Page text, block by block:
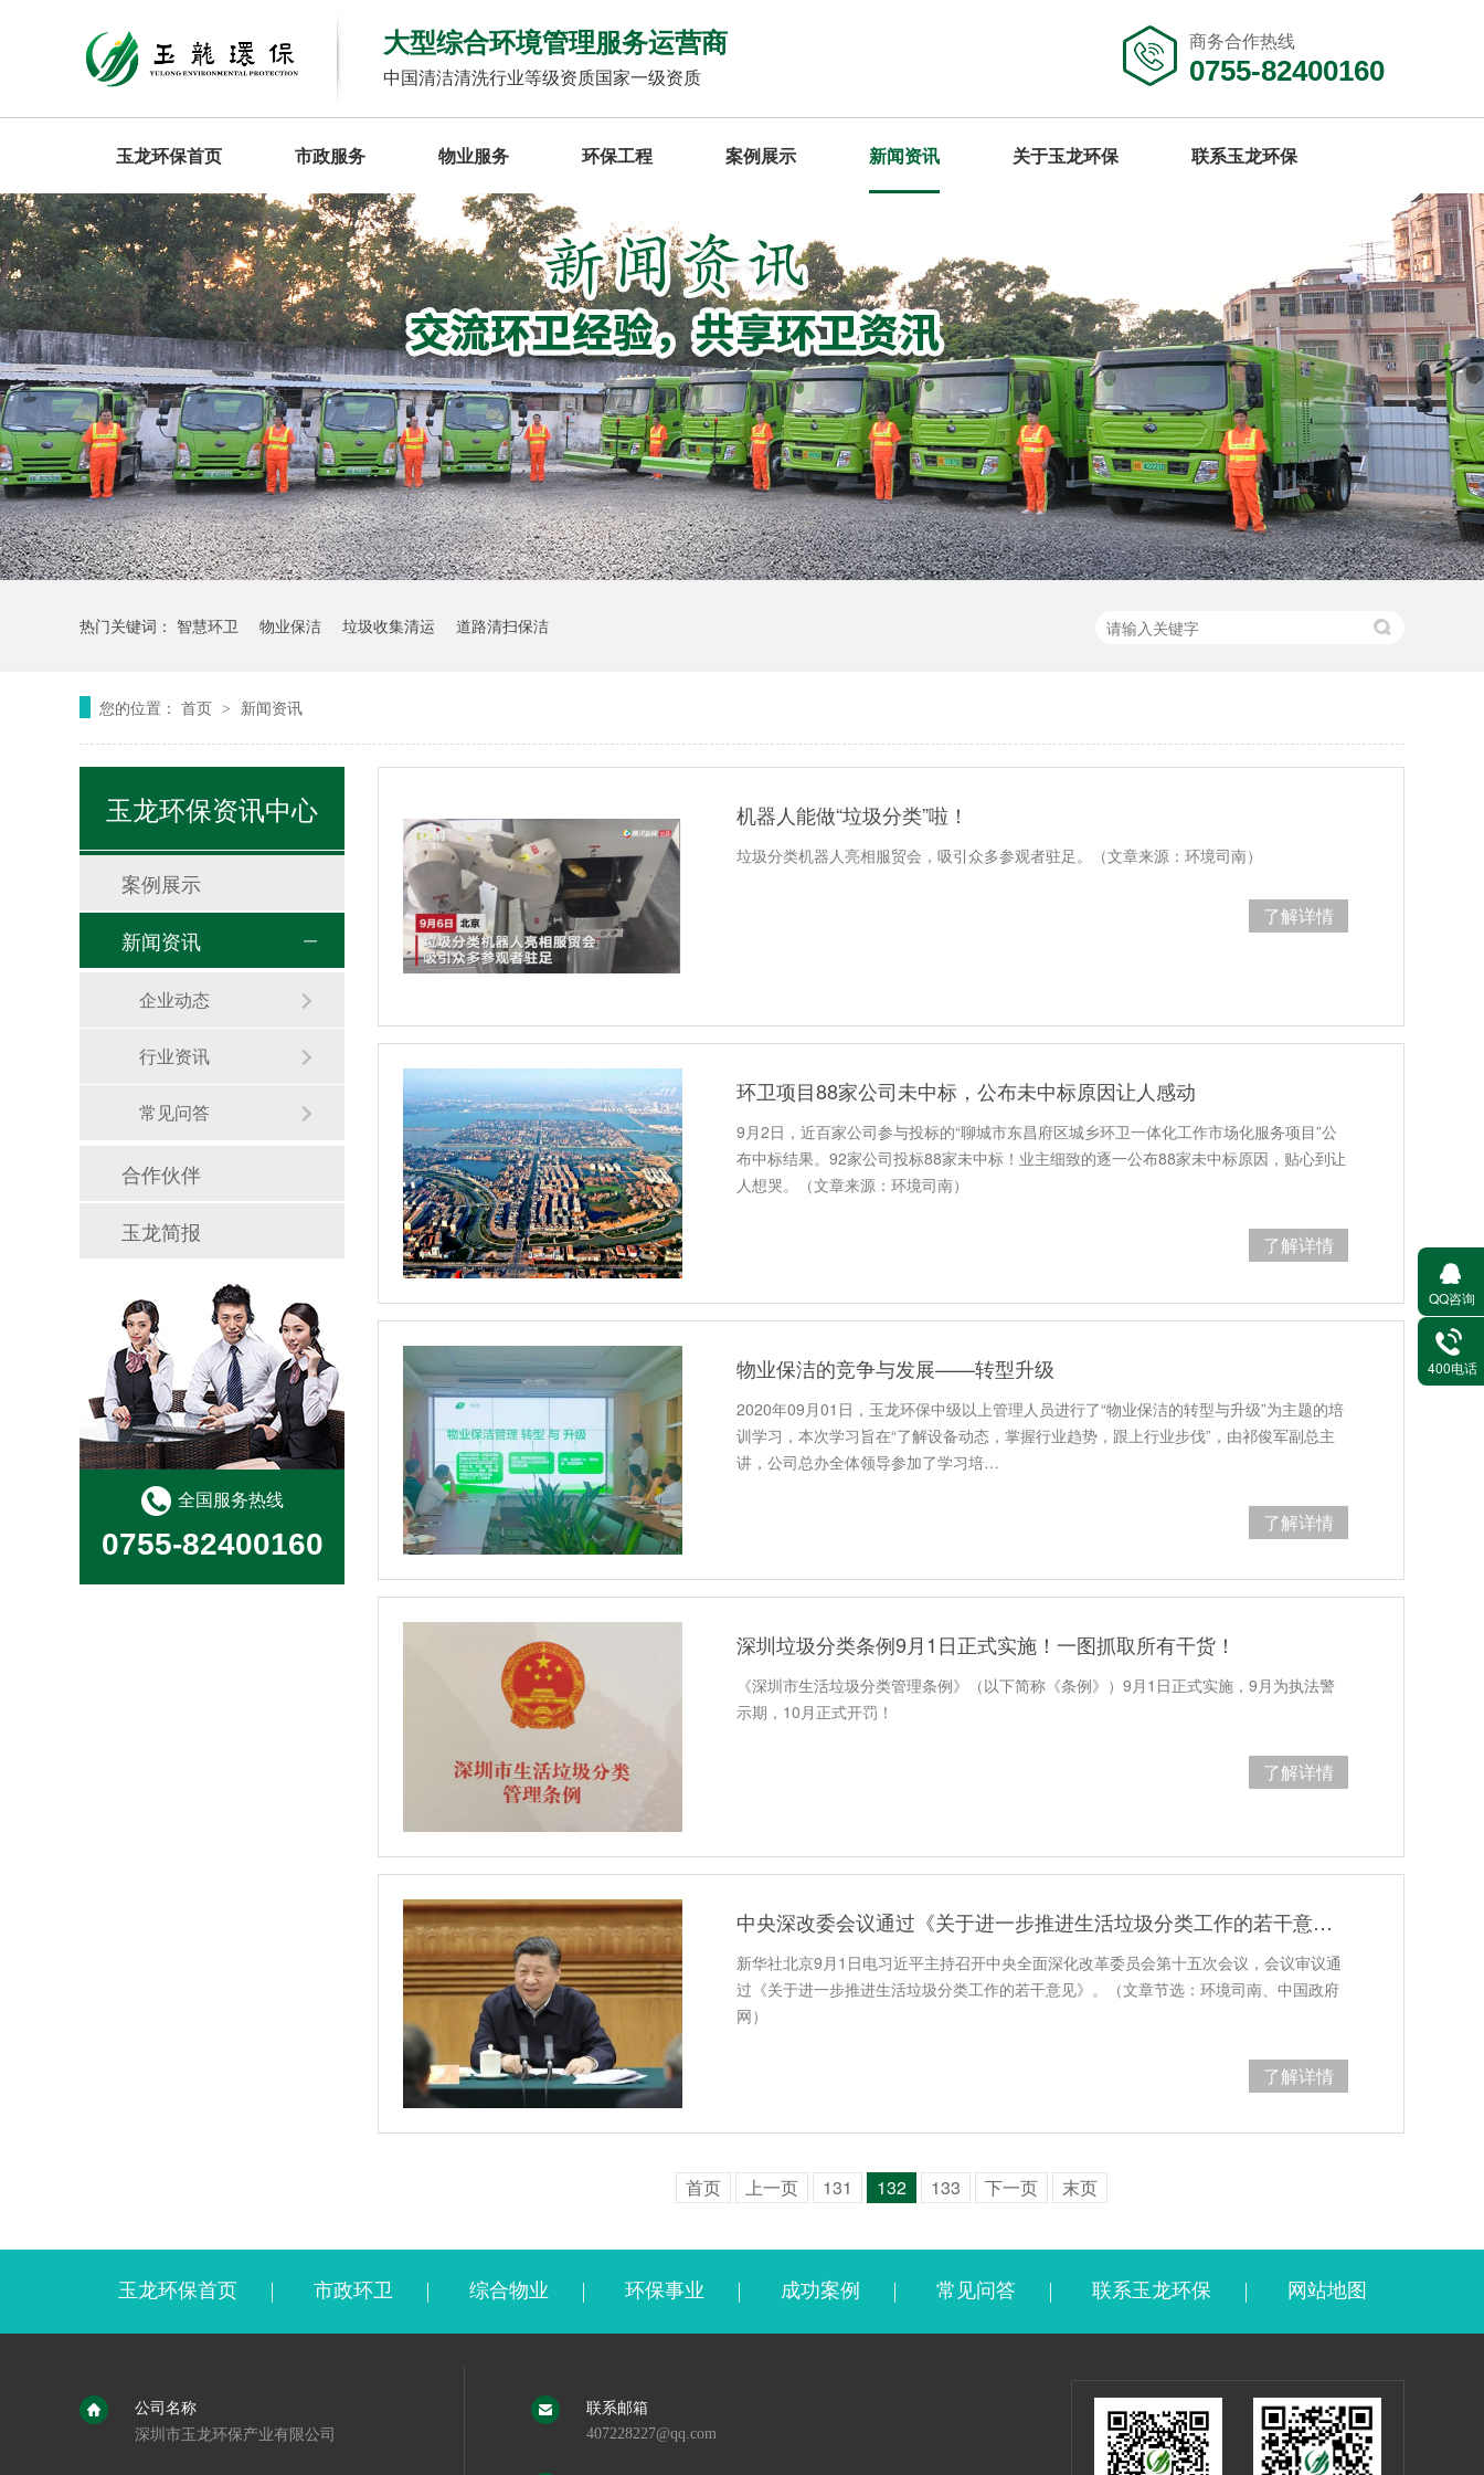
大型综合环境管理服务运营商
中国清洁清洗行业等级资质国家一级资质
商务合作热线
0755-82400160
玉龙环保首页 市政服务 物业服务 环保工程 案例展示 新闻资讯 关于玉龙环保 联系玉龙环保
热门关键词： 智慧环卫 物业保洁 垃圾收集清运 道路清扫保洁
您的位置： 首页 > 新闻资讯
机器人能做“垃圾分类”啦！
垃圾分类机器人亮相服贸会，吸引众多参观者驻足。（文章来源：环境司南）
了解详情
环卫项目88家公司未中标，公布未中标原因让人感动
9月2日，近百家公司参与投标的“聊城市东昌府区城乡环卫一体化工作市场化服务项目”公
布中标结果。92家公司投标88家未中标！业主细致的逐一公布88家未中标原因，贴心到让
人想哭。（文章来源：环境司南）
了解详情
物业保洁的竞争与发展——转型升级
2020年09月01日，玉龙环保中级以上管理人员进行了“物业保洁的转型与升级”为主题的培
训学习，本次学习旨在“了解设备动态，掌握行业趋势，跟上行业步伐”，由祁俊军副总主
讲，公司总办全体领导参加了学习培…
了解详情
深圳垃圾分类条例9月1日正式实施！一图抓取所有干货！
《深圳市生活垃圾分类管理条例》（以下简称《条例》）9月1日正式实施，9月为执法警
示期，10月正式开罚！
了解详情
中央深改委会议通过《关于进一步推进生活垃圾分类工作的若干意见》
新华社北京9月1日电习近平主持召开中央全面深化改革委员会第十五次会议，会议审议通
过《关于进一步推进生活垃圾分类工作的若干意见》。（文章节选：环境司南、中国政府
网）
了解详情
首页 上一页 131 132 133 下一页 末页
玉龙环保资讯中心
案例展示
新闻资讯
企业动态
行业资讯
常见问答
合作伙伴
玉龙简报
全国服务热线
0755-82400160
玉龙环保首页 市政环卫 综合物业 环保事业 成功案例 常见问答 联系玉龙环保 网站地图
公司名称
深圳市玉龙环保产业有限公司
联系邮箱
407228227@qq.com
QQ咨询
400电话